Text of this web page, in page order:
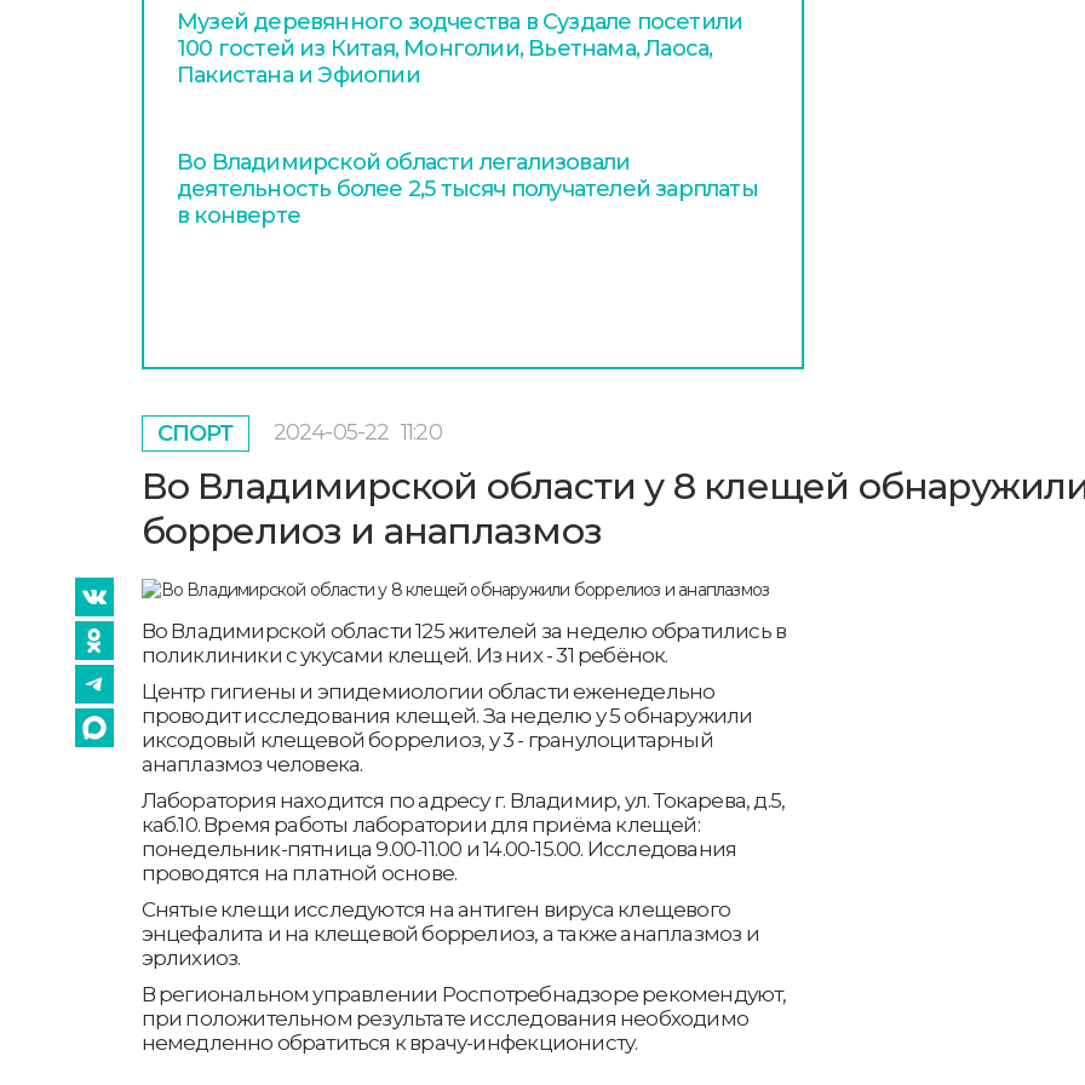
Музей деревянного зодчества в Суздале посетили
100 гостей из Китая, Монголии, Вьетнама, Лаоса,
Пакистана и Эфиопии
Во Владимирской области легализовали
деятельность более 2,5 тысяч получателей зарплаты
в конверте
СПОРТ 2024-05-22 11:20
Во Владимирской области у 8 клещей
боррелиоз и анаплазмоз
Во Владимирской области 125 жителей за неделю обратились в
поликлиники с укусами клещей. Из них - 31 ребёнок.
Центр гигиены и эпидемиологии области еженедельно
проводит исследования клещей. За неделю у 5 обнаружили
иксодовый клещевой боррелиоз, у 3 - гранулоцитарный
анаплазмоз человека.
Лаборатория находится по адресу г. Владимир, ул. Токарева, д.5,
каб.10. Время работы лаборатории для приёма клещей:
понедельник-пятница 9.00-11.00 и 14.00-15.00. Исследования
проводятся на платной основе.
Снятые клещи исследуются на антиген вируса клещевого
энцефалита и на клещевой боррелиоз, а также анаплазмоз и
эрлихиоз.
В региональном управлении Роспотребнадзоре рекомендуют,
при положительном результате исследования необходимо
немедленно обратиться к врачу-инфекционисту.